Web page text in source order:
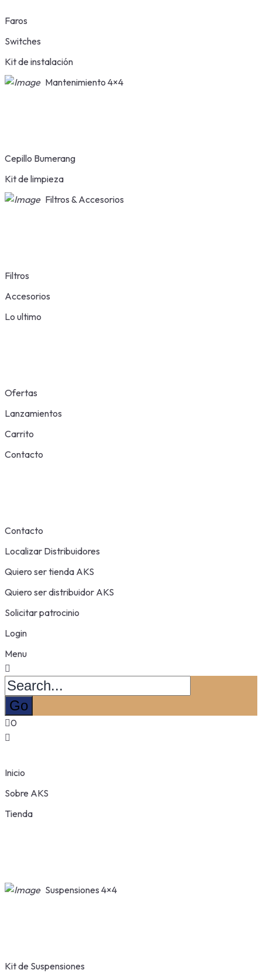
Faros
Switches
Kit de instalación
Mantenimiento 4×4
Cepillo Bumerang
Kit de limpieza
Filtros & Accesorios
Filtros
Accesorios
Lo ultimo
Ofertas
Lanzamientos
Carrito
Contacto
Contacto
Localizar Distribuidores
Quiero ser tienda AKS
Quiero ser distribuidor AKS
Solicitar patrocinio
Login
Menu
0
Inicio
Sobre AKS
Tienda
Suspensiones 4×4
Kit de Suspensiones